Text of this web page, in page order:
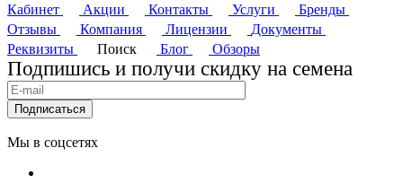
Кабинет
Акции Контакты Услуги
Бренды
Отзывы
Компания Лицензии
Документы
Реквизиты
Поиск Блог Обзоры
Подпишись и получи скидку на семена
Подписаться
Мы в соцсетях